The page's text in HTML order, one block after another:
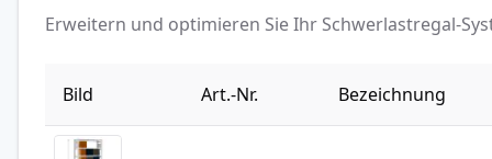
Erweitern und optimieren Sie Ihr Schwerlastregal-
Bild Art.-Nr. Bezeichnung